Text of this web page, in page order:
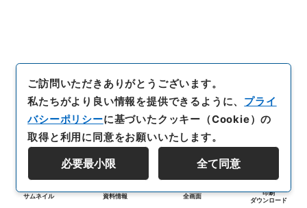
サムネイル 資料情報 全画面
印刷
ダウンロード
ご訪問いただきありがとうございます。
私たちがより良い情報を提供できるように、 プライ
バシーポリシーに基づいたクッキー（Cookie）の
取得と利用に同意をお願いいたします。
必要最小限 全て同意